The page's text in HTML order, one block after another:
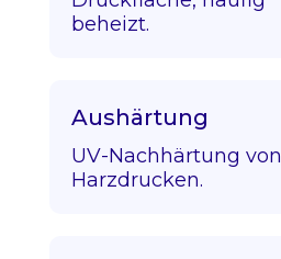
beheizt.
Aushärtung
UV-Nachhärtung von
Harzdrucken.